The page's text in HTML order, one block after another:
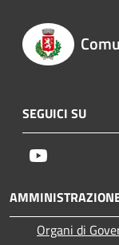
SEGUICI SU
Organi di